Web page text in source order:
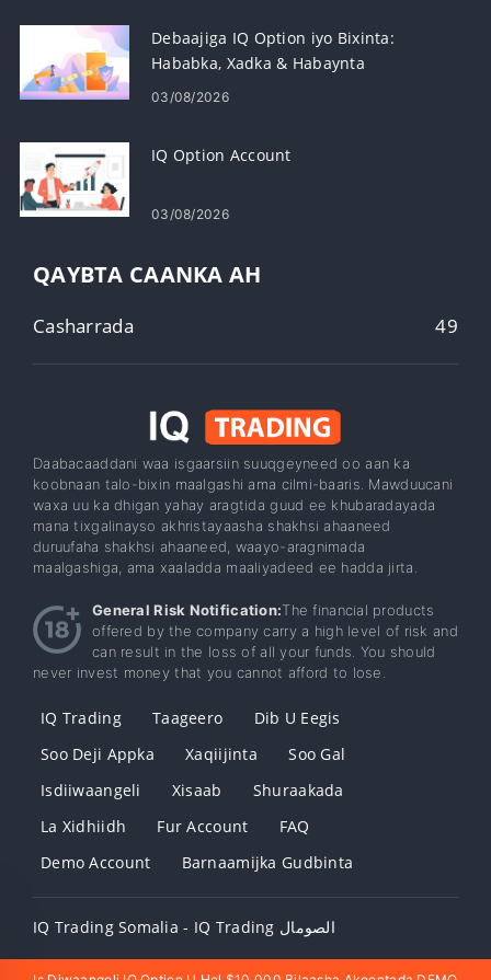
Debaajiga IQ Option iyo Bixinta:
Hababka, Xadka & Habaynta
03/08/2026
IQ Option Account
03/08/2026
QAYBTA CAANKA AH
Casharrada 49
Daabacaaddani waa isgaarsiin suuqgeyneed oo aan ka
koobnaan talo-bixin maalgashi ama cilmi-baaris. Mawduucani
waxa uu ka dhigan yahay aragtida guud ee khubaradayada
mana tixgalinayso akhristayaasha shakhsi ahaaneed
duruufaha shakhsi ahaaneed, waayo-aragnimada
maalgashiga, ama xaaladda maaliyadeed ee hadda jirta.
General Risk Notification:The financial products
offered by the company carry a high level of risk and
can result in the loss of all your funds. You should
never invest money that you cannot afford to lose.
IQ Trading Taageero
Dib U Eegis
Soo Deji Appka
Xaqiijinta
Soo Gal
Isdiiwaangeli
Xisaab
Shuraakada
La Xidhiidh
Fur Account
FAQ
Demo Account
Barnaamijka Gudbinta
IQ Trading Somalia - IQ Trading الصومال